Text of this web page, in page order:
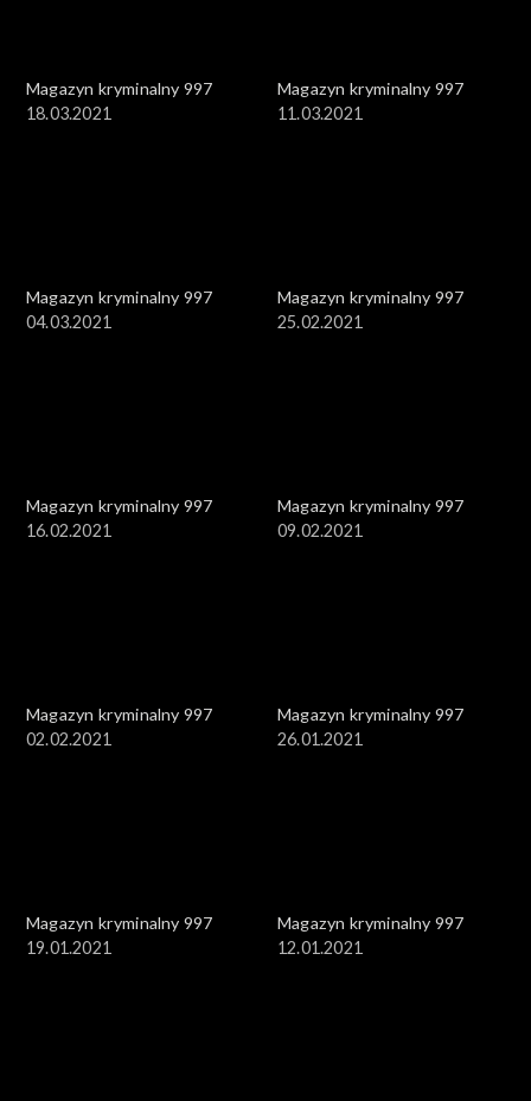
Magazyn kryminalny 997
18.03.2021
Magazyn kryminalny 997
11.03.2021
Magazyn kryminalny 997
04.03.2021
Magazyn kryminalny 997
25.02.2021
Magazyn kryminalny 997
16.02.2021
Magazyn kryminalny 997
09.02.2021
Magazyn kryminalny 997
02.02.2021
Magazyn kryminalny 997
26.01.2021
Magazyn kryminalny 997
19.01.2021
Magazyn kryminalny 997
12.01.2021